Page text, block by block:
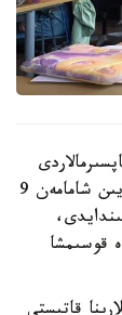
مىندەتتى تۇردە اۋىزشا قورعاۋدى ەنگىزۋ. جىل سايىن شامامەن 9
قوسىمشا